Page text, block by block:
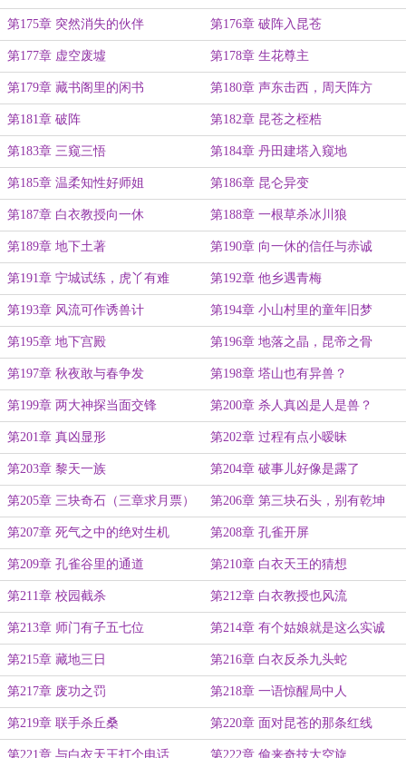
第175章 突然消失的伙伴 第176章 破阵入昆苍
第177章 虚空废墟 第178章 生花尊主
第179章 藏书阁里的闲书 第180章 声东击西，周天阵方
第181章 破阵 第182章 昆苍之桎梏
第183章 三窥三悟 第184章 丹田建塔入窥地
第185章 温柔知性好师姐 第186章 昆仑异变
第187章 白衣教授向一休 第188章 一根草杀冰川狼
第189章 地下土著 第190章 向一休的信任与赤诚
第191章 宁城试练，虎丫有难 第192章 他乡遇青梅
第193章 风流可作诱兽计 第194章 小山村里的童年旧梦
第195章 地下宫殿 第196章 地落之晶，昆帝之骨
第197章 秋夜敢与春争发 第198章 塔山也有异兽？
第199章 两大神探当面交锋 第200章 杀人真凶是人是兽？
第201章 真凶显形 第202章 过程有点小暧昧
第203章 黎天一族 第204章 破事儿好像是露了
第205章 三块奇石（三章求月票） 第206章 第三块石头，别有乾坤
第207章 死气之中的绝对生机 第208章 孔雀开屏
第209章 孔雀谷里的通道 第210章 白衣天王的猜想
第211章 校园截杀 第212章 白衣教授也风流
第213章 师门有子五七位 第214章 有个姑娘就是这么实诚
第215章 藏地三日 第216章 白衣反杀九头蛇
第217章 废功之罚 第218章 一语惊醒局中人
第219章 联手杀丘桑 第220章 面对昆苍的那条红线
第221章 与白衣天王打个电话 第222章 偷来奇技大空旋